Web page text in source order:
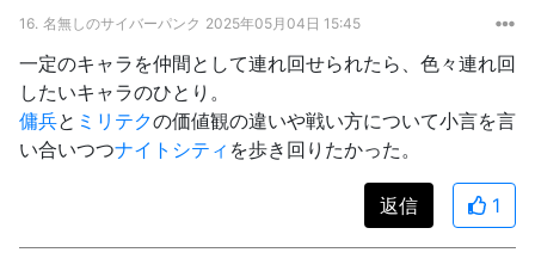
16. 名無しのサイバーパンク 2025年05月04日 15:45
一定のキャラを仲間として連れ回せられたら、色々連れ回
したいキャラのひとり。
傭兵と ミリテクの価値観の違いや戦い方について小言を言
い合いつつナイトシティ を歩き回りたかった。
返信 1